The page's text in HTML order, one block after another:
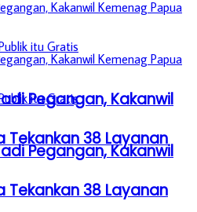
Pegangan, Kakanwil
Tekankan 38 Layanan
Pegangan, Kakanwil
Tekankan 38 Layanan